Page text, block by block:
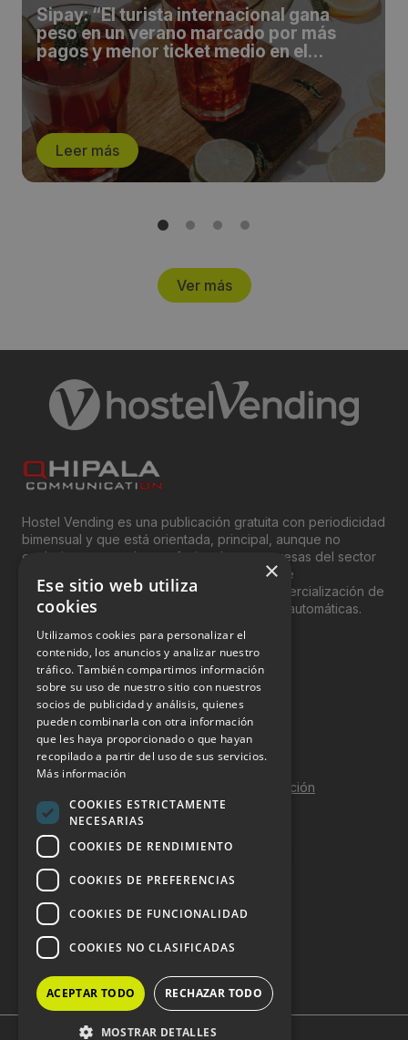
Sipay: “El turista internacional gana
peso en un verano marcado por más
pagos y menor ticket medio en el
comercio español”
Leer más
Ver más
Hostel Vending es una publicación gratuita con periodicidad
bimensual y que está orientada, principal, aunque no
exclusivamente, a los profesionales y empresas del sector
del “Vending”; nombre con el que se conoce
genéricamente entre profesionales a la comercialización de
productos y servicios a través de máquinas automáticas.
INFORMACIÓN LEGAL
Aviso Legal
Política de Privacidad
Política de Cookies
Política de calidad y seguridad de la información
Contacto
DOSSIER Y CONTRATACIÓN
Dossier 2026 (ES)
Dossier 2026 (EN)
×
Ese sitio web utiliza
cookies
Utilizamos cookies para personalizar el
contenido, los anuncios y analizar nuestro
tráfico. También compartimos información
sobre su uso de nuestro sitio con nuestros
socios de publicidad y análisis, quienes
pueden combinarla con otra información
que les haya proporcionado o que hayan
recopilado a partir del uso de sus servicios.
Más información
COOKIES ESTRICTAMENTE
NECESARIAS
COOKIES DE RENDIMIENTO
COOKIES DE PREFERENCIAS
COOKIES DE FUNCIONALIDAD
COOKIES NO CLASIFICADAS
ACEPTAR TODO RECHAZAR TODO
MOSTRAR DETALLES